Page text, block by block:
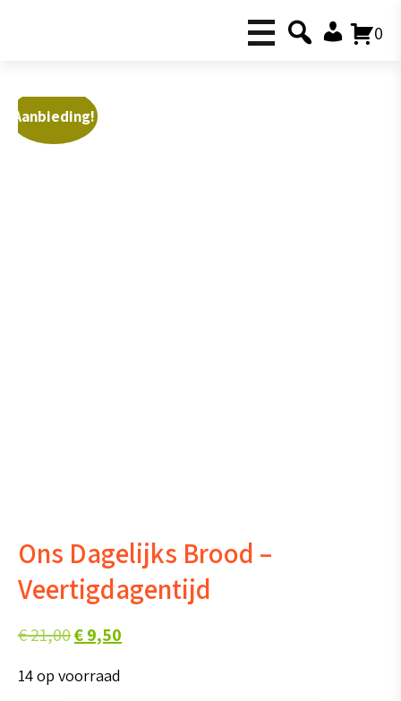
0
Aanbieding!
Ons Dagelijks Brood –
Veertigdagentijd
€21,00Oorspronkelijke
€9,50
14 op voorraad